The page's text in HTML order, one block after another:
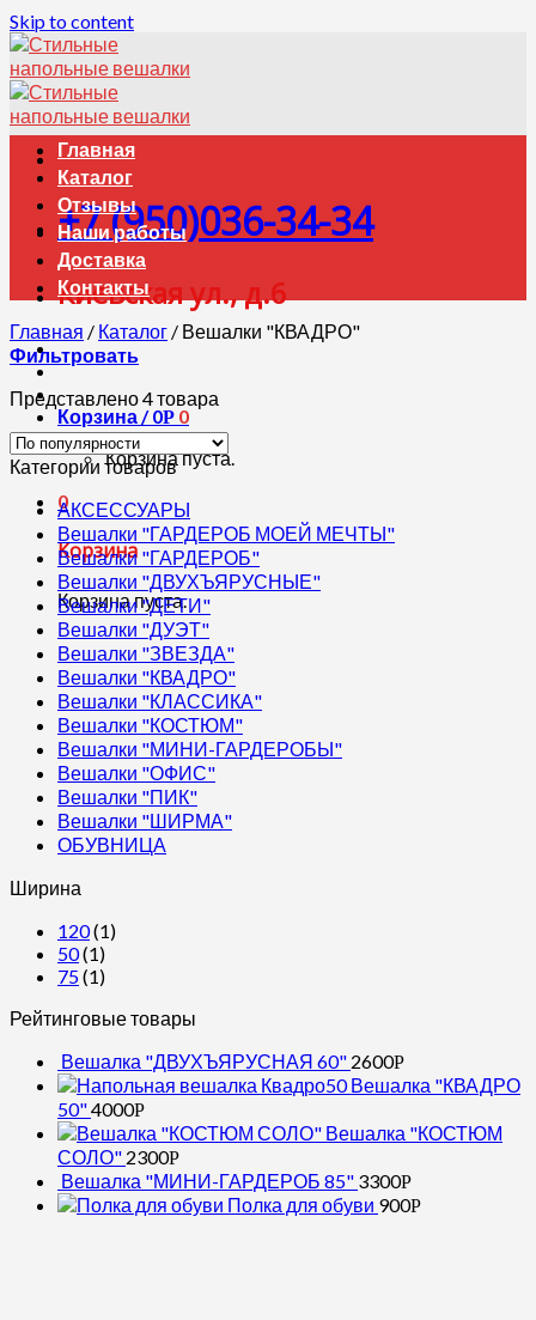
Skip to content
+7 (950)036-34-34
Киевская ул., д.6
Корзина /0Р 0
Корзина пуста.
0
Корзина
Корзина пуста.
Главная
Каталог
Отзывы
Наши работы
Доставка
Контакты
Главная / Каталог / Вешалки "КВАДРО"
Фильтровать
Представлено 4 товара
Категории товаров
АКСЕССУАРЫ
Вешалки "ГАРДЕРОБ МОЕЙ МЕЧТЫ"
Вешалки "ГАРДЕРОБ"
Вешалки "ДВУХЪЯРУСНЫЕ"
Вешалки "ДЕТИ"
Вешалки "ДУЭТ"
Вешалки "ЗВЕЗДА"
Вешалки "КВАДРО"
Вешалки "КЛАССИКА"
Вешалки "КОСТЮМ"
Вешалки "МИНИ-ГАРДЕРОБЫ"
Вешалки "ОФИС"
Вешалки "ПИК"
Вешалки "ШИРМА"
ОБУВНИЦА
Ширина
120(1)
50(1)
75(1)
Рейтинговые товары
Вешалка "ДВУХЪЯРУСНАЯ 60" 2600Р
Вешалка "КВАДРО
50"4000Р
Вешалка "КОСТЮМ
СОЛО" 2300Р
Вешалка "МИНИ-ГАРДЕРОБ 85" 3300Р
Полка для обуви 900Р